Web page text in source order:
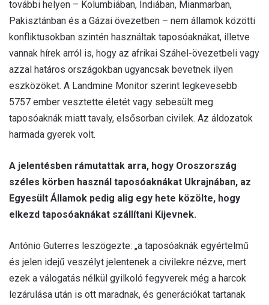
további helyen – Kolumbiában, Indiában, Mianmarban,
Pakisztánban és a Gázai övezetben – nem államok közötti
konfliktusokban szintén használtak taposóaknákat, illetve
vannak hírek arról is, hogy az afrikai Száhel-övezetbeli vagy
azzal határos országokban ugyancsak bevetnek ilyen
eszközöket. A Landmine Monitor szerint legkevesebb
5757 ember vesztette életét vagy sebesült meg
taposóaknák miatt tavaly, elsősorban civilek. Az áldozatok
harmada gyerek volt.
A jelentésben rámutattak arra, hogy Oroszország
széles körben használ taposóaknákat Ukrajnában, az
Egyesült Államok pedig alig egy hete közölte, hogy
elkezd taposóaknákat szállítani Kijevnek.
António Guterres leszögezte: „a taposóaknák egyértelmű
és jelen idejű veszélyt jelentenek a civilekre nézve, mert
ezek a válogatás nélkül gyilkoló fegyverek még a harcok
lezárulása után is ott maradnak, és generációkat tartanak